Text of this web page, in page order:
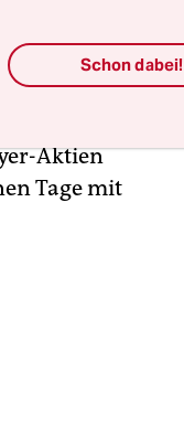
bis 22,3
Gunther
Aktien
Tage mit
Schon dabei!